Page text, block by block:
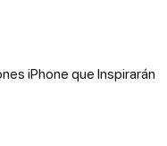
iPhone que Inspirarán